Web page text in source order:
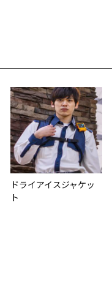
ドライアイスジャケッ
ト